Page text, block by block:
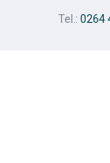
Tel.: 0264